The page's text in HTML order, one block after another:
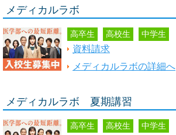
メディカルラボ
高卒生 高校生 中学生
資料請求
メディカルラボの詳細へ
メディカルラボ 夏期講習
高卒生 高校生 中学生